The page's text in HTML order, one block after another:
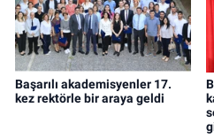
Başarılı akademisyenler 17.
kez rektörle bir araya geldi